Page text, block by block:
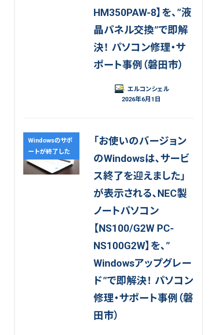
HM350PAW-8】を、”液
晶パネル交換”で即解
決！ パソコン修理・サ
ポート事例（磐田市）
エルコンシェル
2026年6月1日
Windowsのサポ
ートが終了した
「お使いのバージョン
のWindowsは、サービ
ス終了を迎えました」
が表示される、NEC製
ノートパソコン
【NS100/G2W PC-
NS100G2W】を、”
Windowsアップグレー
ド”で即解決！ パソコン
修理・サポート事例（磐
田市）